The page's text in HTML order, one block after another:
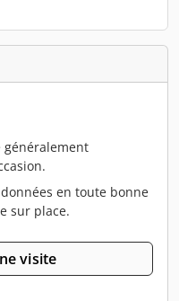
généralement
en toute bonne
sur place.
visite